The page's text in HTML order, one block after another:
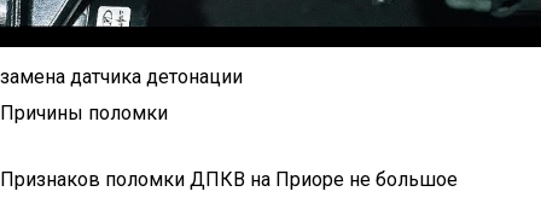
замена датчика детонации
Причины поломки
Признаков поломки ДПКВ на Приоре не большое